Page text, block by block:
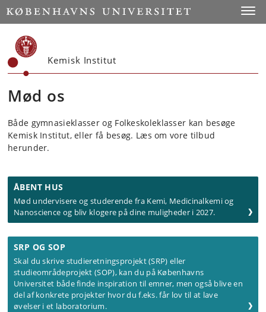
Start
Kemisk Institut
Mød os
Både gymnasieklasser og Folkeskoleklasser kan besøge
Kemisk Institut, eller få besøg. Læs om vore tilbud
herunder.
ÅBENT HUS
Mød undervisere og studerende fra Kemi, Medicinalkemi og
Nanoscience og bliv klogere på dine muligheder i 2027.
SRP OG SOP
Skal du skrive studieretningsprojekt (SRP) eller
studieområdeprojekt (SOP), kan du på Københavns
Universitet både finde inspiration til emner, men også blive en
del af konkrete projekter hvor du f.eks. får lov til at lave
øvelser i et laboratorium.